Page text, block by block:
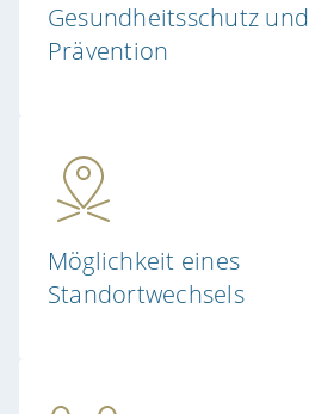
Gesundheitsschutz und
Prävention
Möglichkeit eines
Standortwechsels